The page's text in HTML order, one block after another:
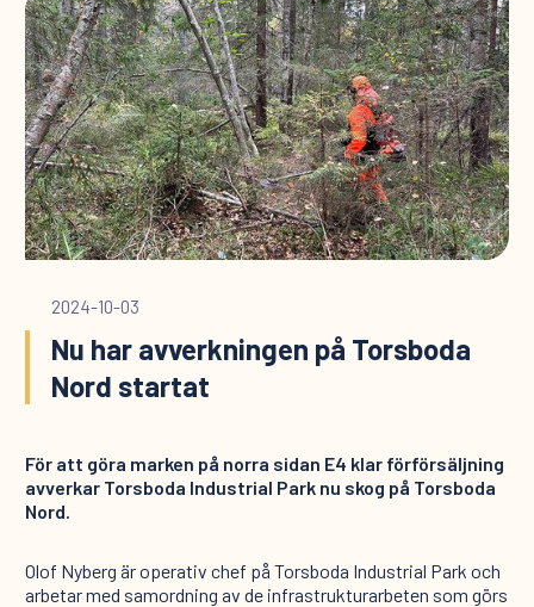
2024-10-03
Nu har avverkningen på Torsboda
Nord startat
För att göra marken på norra sidan E4 klar förförsäljning
avverkar Torsboda Industrial Park nu skog på Torsboda
Nord.
Olof Nyberg är operativ chef på Torsboda Industrial Park och
arbetar med samordning av de infrastrukturarbeten som görs